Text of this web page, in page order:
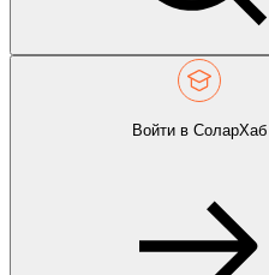
Войти в СоларХаб